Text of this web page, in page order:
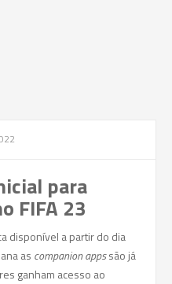
para
FIFA 23
disponível a partir do dia
as companion appssão já
ganham acesso ao